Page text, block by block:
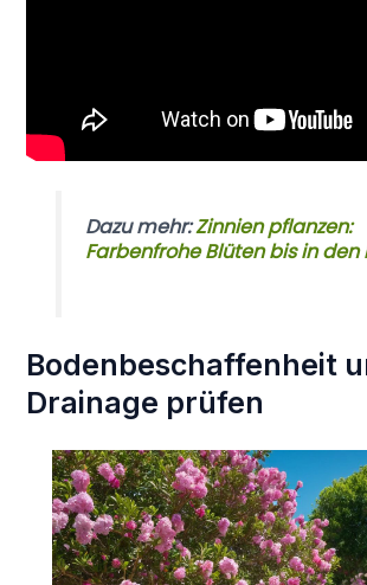
Dazu mehr:Zinnien pflanzen:
Farbenfrohe Blüten bis in den
Bodenbeschaffenheit
Drainage prüfen